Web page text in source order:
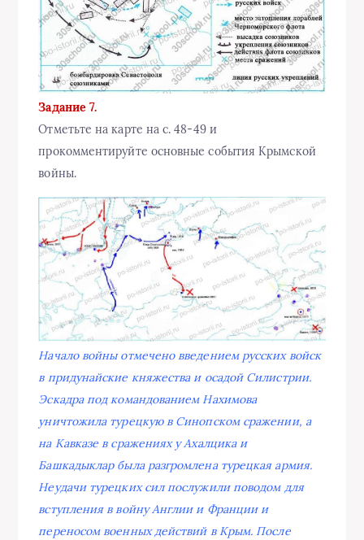
Задание 7.
Отметьте на карте на с. 48-49 и
прокомментируйте основные события Крымской
войны.
Начало войны отмечено введением русских войск
в придунайские княжества и осадой Силистрии.
Эскадра под командованием Нахимова
уничтожила турецкую в Синопском сражении, а
на Кавказе в сражениях у Ахалцика и
Башкадыклар была разгромлена турецкая армия.
Неудачи турецких сил послужили поводом для
вступления в войну Англии и Франции и
переносом военных действий в Крым. После